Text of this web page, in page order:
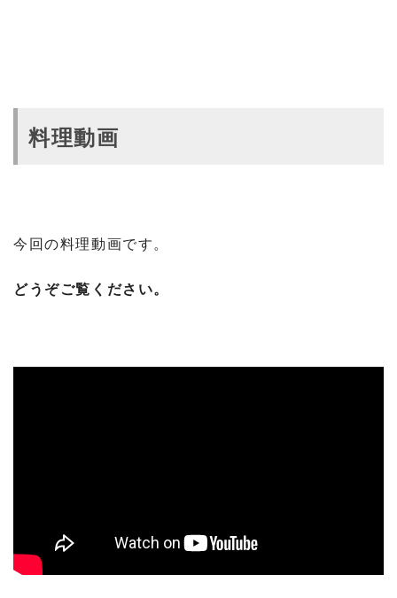
料理動画
今回の料理動画です。
どうぞご覧ください。